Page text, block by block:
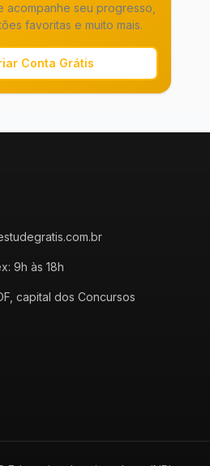
acompanhe seu progresso,
favoritas e muito mais.
Conta Grátis
9h às 18h
capital dos Concursos